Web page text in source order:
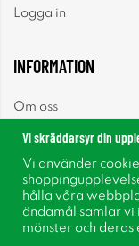
Logga in
INFORMATION
Om oss
Nyhetsbrev
Om cookies
Vi skräddarsyr din
Vi använder
hålla våra
ändamål samlar
mönster och deras